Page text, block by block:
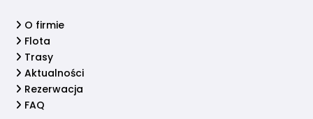
O firmie
Flota
Trasy
Aktualności
Rezerwacja
FAQ